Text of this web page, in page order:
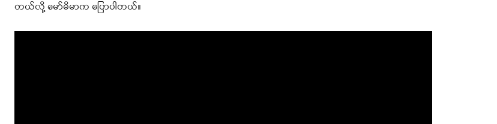
တယ်လို့ မော်မိမာက ပြောပါတယ်။